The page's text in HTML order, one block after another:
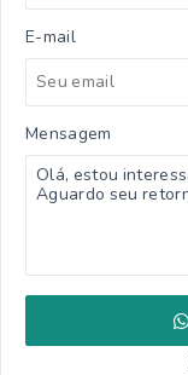
E-mail
Mensagem